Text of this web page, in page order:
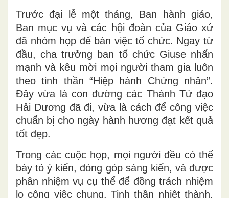
Trước đại lễ một tháng, Ban hành giáo,
Ban mục vụ và các hội đoàn của Giáo xứ
đã nhóm họp để bàn việc tổ chức. Ngay từ
đầu, cha trưởng ban tổ chức Giuse nhấn
mạnh và kêu mời mọi người tham gia luôn
theo tinh thần “Hiệp hành Chứng nhân”.
Đây vừa là con đường các Thánh Tử đạo
Hải Dương đã đi, vừa là cách để công việc
chuẩn bị cho ngày hành hương đạt kết quả
tốt đẹp.
Trong các cuộc họp, mọi người đều có thể
bày tỏ ý kiến, đóng góp sáng kiến, và được
phân nhiệm vụ cụ thể để đồng trách nhiệm
lo công việc chung. Tinh thần nhiệt thành,